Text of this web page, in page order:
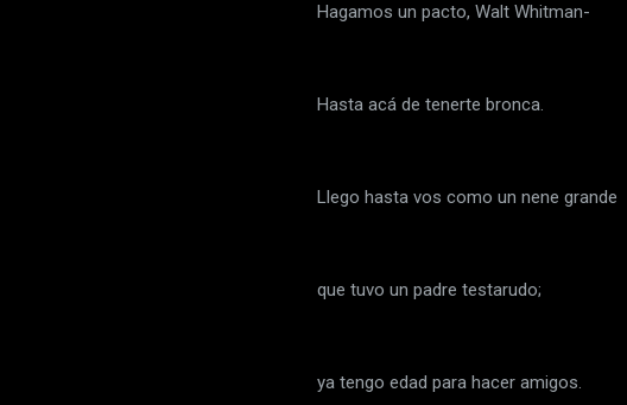
Hagamos un pacto, Walt Whitman-
Hasta acá de tenerte bronca.
Llego hasta vos como un nene grande
que tuvo un padre testarudo;
ya tengo edad para hacer amigos.